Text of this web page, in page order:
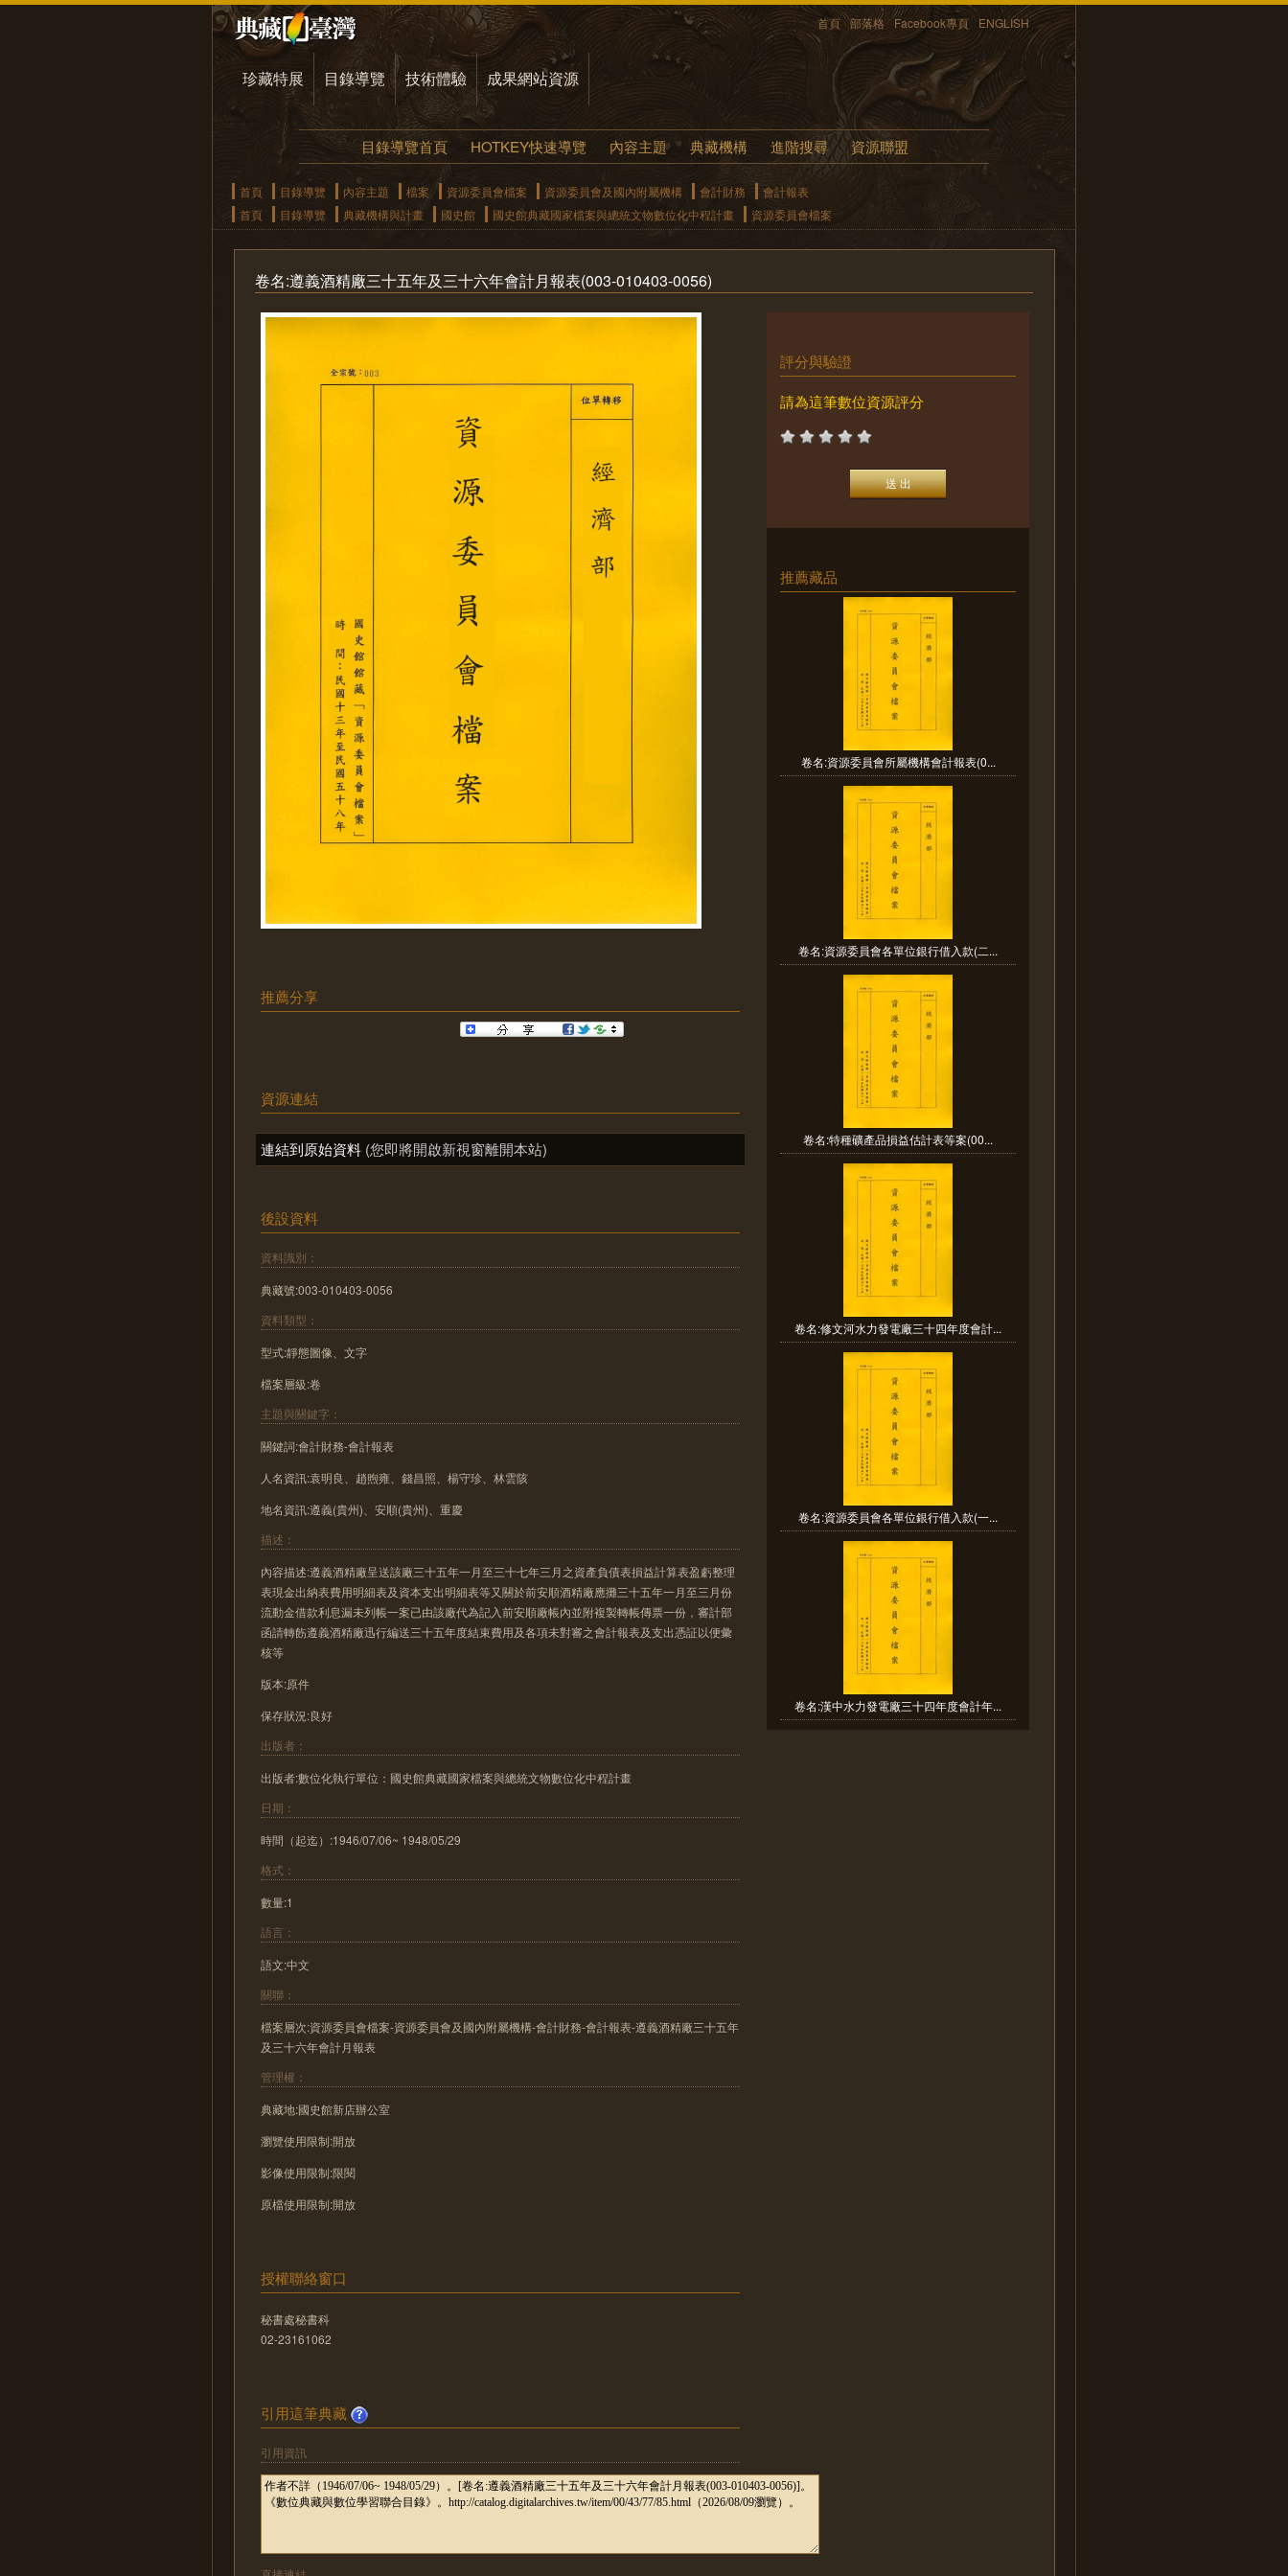
首頁 部落格 Facebook專頁 ENGLISH
珍藏特展 目錄導覽 技術體驗 成果網站資源
目錄導覽首頁 HOTKEY快速導覽 內容主題 典藏機構 進階搜尋 資源聯盟
首頁 目錄導覽 內容主題 檔案 資源委員會檔案 資源委員會及國內附屬機構 會計財務
會計報表
首頁
目錄導覽 典藏機構與計畫 國史館 國史館典藏國家檔案與總統文物數位化中程計畫 資源委員會檔案
卷名:遵義酒精廠三十五年及三十六年會計月報表(003-010403-0056)
推薦分享
資源連結
連結到原始資料 (您即將開啟新視窗離開本站)
後設資料
資料識別：
典藏號:003-010403-0056
資料類型：
型式:靜態圖像、文字
檔案層級:卷
主題與關鍵字：
關鍵詞:會計財務-會計報表
人名資訊:袁明良、趙煦雍、錢昌照、楊守珍、林雲陔
地名資訊:遵義(貴州)、安順(貴州)、重慶
描述：
內容描述:遵義酒精廠呈送該廠三十五年一月至三十七年三月之資產負債表損益計算表盈虧整理
表現金出納表費用明細表及資本支出明細表等又關於前安順酒精廠應攤三十五年一月至三月份
流動金借款利息漏未列帳一案已由該廠代為記入前安順廠帳內並附複製轉帳傳票一份，審計部
函請轉飭遵義酒精廠迅行編送三十五年度結束費用及各項未對審之會計報表及支出憑証以便彙
核等
版本:原件
保存狀況:良好
出版者：
出版者:數位化執行單位：國史館典藏國家檔案與總統文物數位化中程計畫
日期：
時間（起迄）:1946/07/06~ 1948/05/29
格式：
數量:1
語言：
語文:中文
關聯：
檔案層次:資源委員會檔案-資源委員會及國內附屬機構-會計財務-會計報表-遵義酒精廠三十五年
及三十六年會計月報表
管理權：
典藏地:國史館新店辦公室
瀏覽使用限制:開放
影像使用限制:限閱
原檔使用限制:開放
授權聯絡窗口
秘書處秘書科
02-23161062
引用這筆典藏
引用資訊
評分與驗證
請為這筆數位資源評分
推薦藏品
卷名:資源委員會所屬機構會計報表(0...
卷名:資源委員會各單位銀行借入款(二...
卷名:特種礦產品損益估計表等案(00...
卷名:修文河水力發電廠三十四年度會計...
卷名:資源委員會各單位銀行借入款(一...
卷名:漢中水力發電廠三十四年度會計年...